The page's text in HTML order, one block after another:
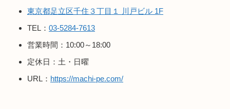
東京都足立区千住３丁目１ 川戸ビル 1F
TEL： 03-5284-7613
営業時間：10:00～18:00
定休日：土・日曜
URL： https://machi-pe.com/